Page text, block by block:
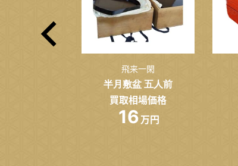
飛来一閑
半月敷盆 五人前
買取相場価格
16 万円